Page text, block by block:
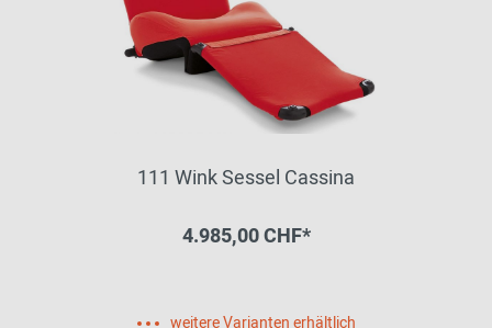
111 Wink Sessel Cassina
4.985,00 CHF*
weitere Varianten erhältlich